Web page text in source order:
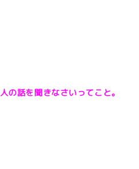
の話を聞きなさいってこと。